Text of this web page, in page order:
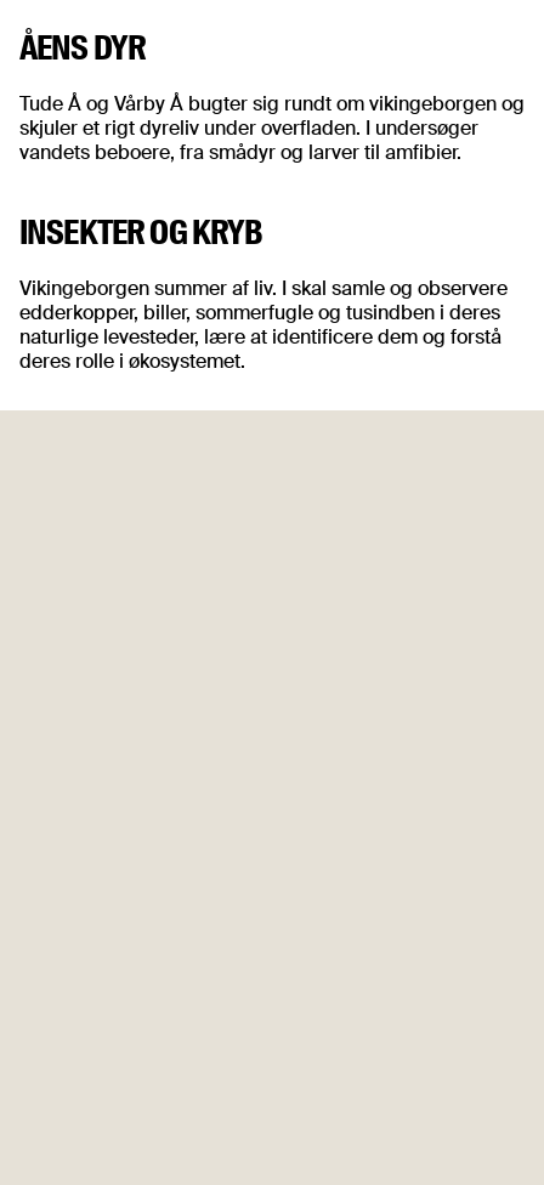
ÅENS DYR
Tude Å og Vårby Å bugter sig rundt om vikingeborgen og
skjuler et rigt dyreliv under overfladen. I undersøger
vandets beboere, fra smådyr og larver til amfibier.
INSEKTER OG KRYB
Vikingeborgen summer af liv. I skal samle og observere
edderkopper, biller, sommerfugle og tusindben i deres
naturlige levesteder, lære at identificere dem og forstå
deres rolle i økosystemet.